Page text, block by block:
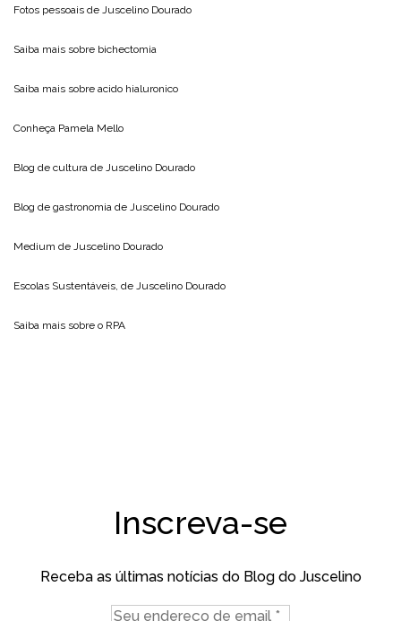
Fotos pessoais de Juscelino Dourado
Saiba mais sobre bichectomia
Saiba mais sobre acido hialuronico
Conheça Pamela Mello
Blog de cultura de Juscelino Dourado
Blog de gastronomia de Juscelino Dourado
Medium de Juscelino Dourado
Escolas Sustentáveis, de Juscelino Dourado
Saiba mais sobre o RPA
Inscreva-se
Receba as últimas notícias do Blog do Juscelino